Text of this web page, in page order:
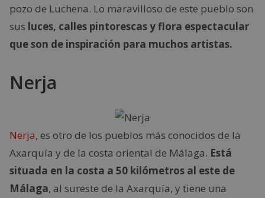
pozo de Luchena. Lo maravilloso de este pueblo son
sus luces, calles pintorescas y flora espectacular
que son de inspiración para muchos artistas.
Nerja
Nerja, es otro de los pueblos más conocidos de la
Axarquía y de la costa oriental de Málaga. Está
situada en la costa a 50 kilómetros al este de
Málaga, al sureste de la Axarquía, y tiene una